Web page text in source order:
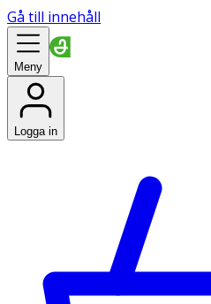
Gå till innehåll
Meny
Logga in